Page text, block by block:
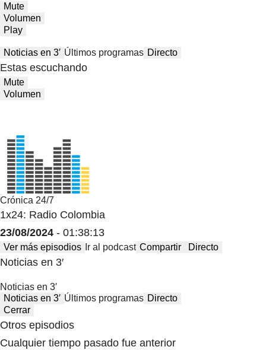
Mute
Volumen
Play
Noticias en 3′ Últimos programas Directo
Estas escuchando
Mute
Volumen
Crónica 24/7
1x24: Radio Colombia
23/08/2024 - 01:38:13
Ver más episodios Ir al podcast Compartir Directo
Noticias en 3′
Noticias en 3′
Noticias en 3′ Últimos programas Directo
Cerrar
Otros episodios
Cualquier tiempo pasado fue anterior